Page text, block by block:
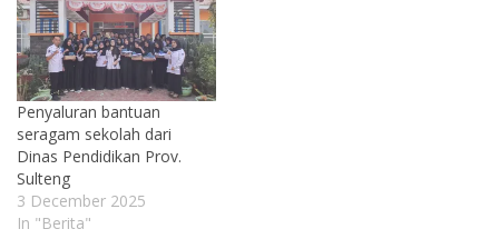
Penyaluran bantuan
seragam sekolah dari
Dinas Pendidikan Prov.
Sulteng
3 December 2025
In "Berita"